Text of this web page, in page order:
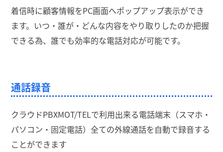
着信時に顧客情報をPC画面へポップアップ表示ができ
ます。いつ・誰が・どんな内容をやり取りしたのか把握
できる為、誰でも効率的な電話対応が可能です。
通話録音
クラウドPBXMOT/TELで利用出来る電話端末（スマホ・
パソコン・固定電話）全ての外線通話を自動で録音する
ことができます